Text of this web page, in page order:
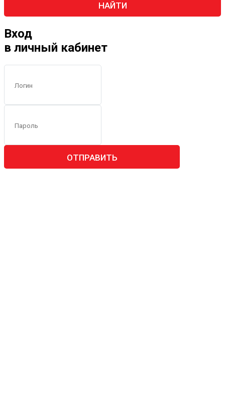
НАЙТИ
Вход
в личный кабинет
ОТПРАВИТЬ